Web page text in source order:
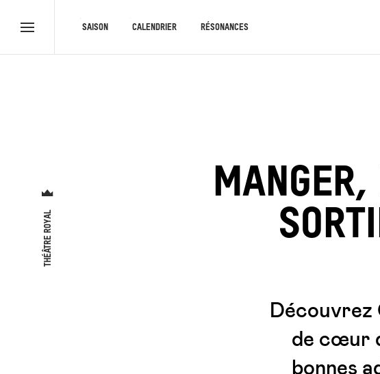
THÉÂTRE ROYAL
Menu
RACCOURCIS
SAISON CALENDRIER RÉSONANCES
MANGER,
Découvrez
de cœur
bonnes